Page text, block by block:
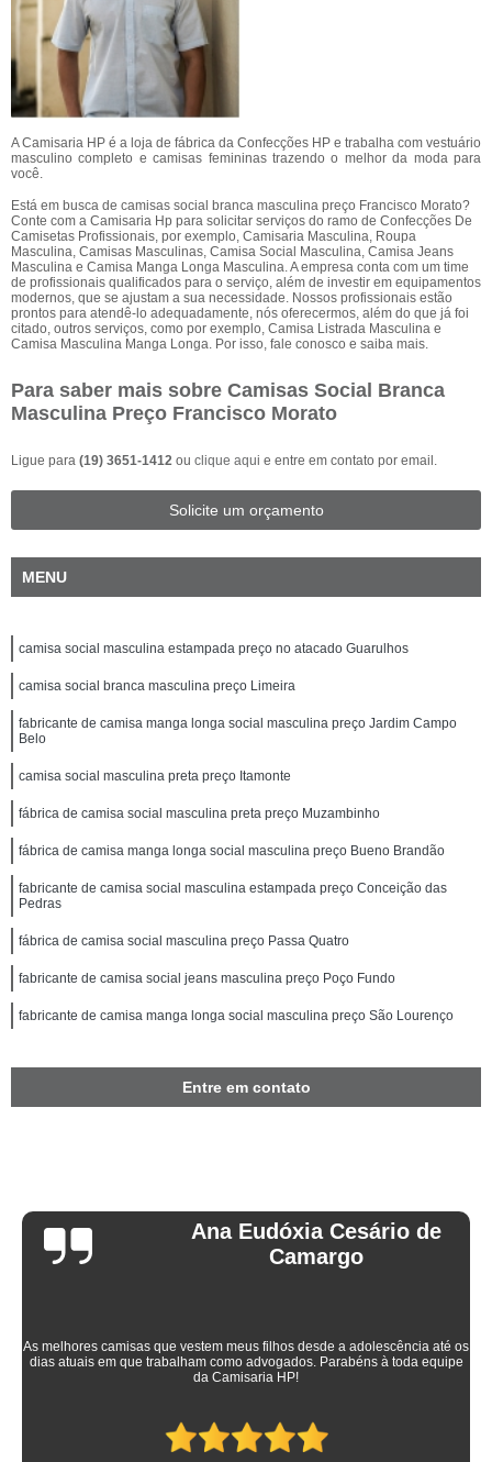
A Camisaria HP é a loja de fábrica da Confecções HP e trabalha com vestuário
masculino completo e camisas femininas trazendo o melhor da moda para
você.
Está em busca de camisas social branca masculina preço Francisco Morato?
Conte com a Camisaria Hp para solicitar serviços do ramo de Confecções De
Camisetas Profissionais, por exemplo, Camisaria Masculina, Roupa
Masculina, Camisas Masculinas, Camisa Social Masculina, Camisa Jeans
Masculina e Camisa Manga Longa Masculina. A empresa conta com um time
de profissionais qualificados para o serviço, além de investir em equipamentos
modernos, que se ajustam a sua necessidade. Nossos profissionais estão
prontos para atendê-lo adequadamente, nós oferecermos, além do que já foi
citado, outros serviços, como por exemplo, Camisa Listrada Masculina e
Camisa Masculina Manga Longa. Por isso, fale conosco e saiba mais.
Para saber mais sobre Camisas Social Branca
Masculina Preço Francisco Morato
Ligue para (19) 3651-1412 ou clique aqui e entre em contato por email.
Solicite um orçamento
MENU
camisa social masculina estampada preço no atacado Guarulhos
camisa social branca masculina preço Limeira
fabricante de camisa manga longa social masculina preço Jardim Campo
Belo
camisa social masculina preta preço Itamonte
fábrica de camisa social masculina preta preço Muzambinho
fábrica de camisa manga longa social masculina preço Bueno Brandão
fabricante de camisa social masculina estampada preço Conceição das
Pedras
fábrica de camisa social masculina preço Passa Quatro
fabricante de camisa social jeans masculina preço Poço Fundo
fabricante de camisa manga longa social masculina preço São Lourenço
Entre em contato
Ana Eudóxia Cesário de
Camargo
As melhores camisas que vestem meus filhos desde a adolescência até os
dias atuais em que trabalham como advogados. Parabéns à toda equipe
da Camisaria HP!